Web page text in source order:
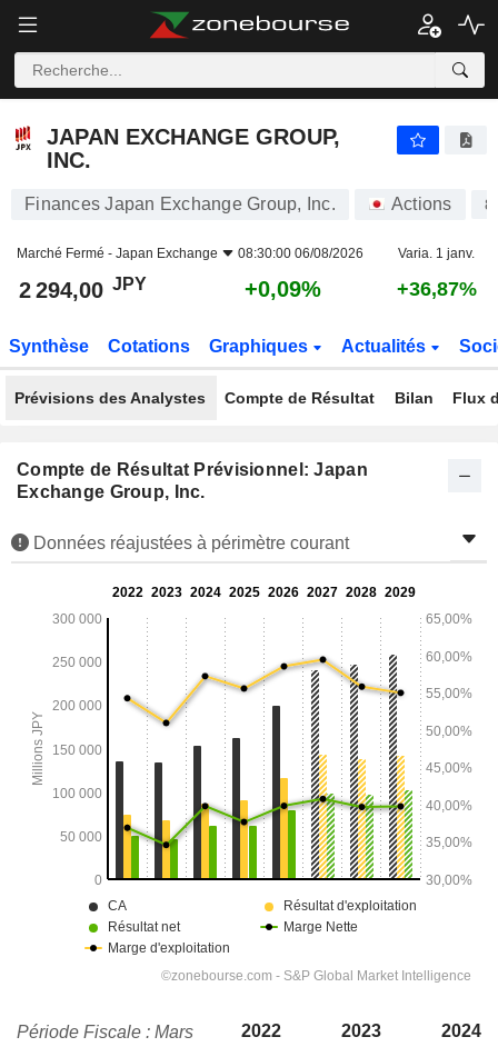
JAPAN EXCHANGE GROUP,
INC.
Finances Japan Exchange Group, Inc. Actions
Marché Fermé - Japan Exchange 08:30:00 06/08/2026 Varia. 1 janv.
2 294,00 JPY +0,09% +36,87%
Synthèse Cotations Graphiques Actualités
Prévisions des Analystes Compte de Résultat Bilan Flux
Compte de Résultat Prévisionnel: Japan
Exchange Group, Inc.
Données réajustées à périmètre courant
Période Fiscale : Mars 2022 2023
2024